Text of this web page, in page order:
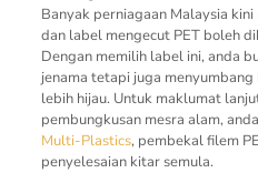
Banyak perniagaan Malaysia
dan label mengecut PET boleh
Dengan memilih label ini, anda
jenama tetapi juga
lebih hijau. Untuk maklumat
pembungkusan mesra alam,
Multi-Plastics, pembekal filem
penyelesaian kitar semula.